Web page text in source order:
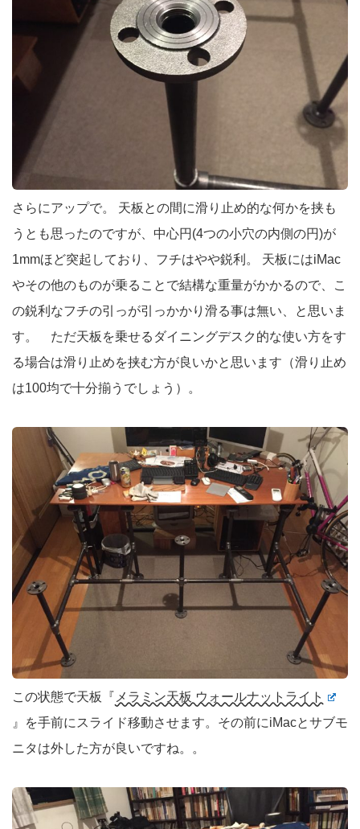
さらにアップで。 天板との間に滑り止め的な何かを挟も
うとも思ったのですが、中心円(4つの小穴の内側の円)が
1mmほど突起しており、フチはやや鋭利。 天板にはiMac
やその他のものが乗ることで結構な重量がかかるので、こ
の鋭利なフチの引っが引っかかり滑る事は無い、と思いま
す。 ただ天板を乗せるダイニングデスク的な使い方をす
る場合は滑り止めを挟む方が良いかと思います（滑り止め
は100均で十分揃うでしょう）。
この状態で天板『 メラミン天板 ウォールナットライト
』を手前にスライド移動させます。その前にiMacとサブモ
ニタは外した方が良いですね。。